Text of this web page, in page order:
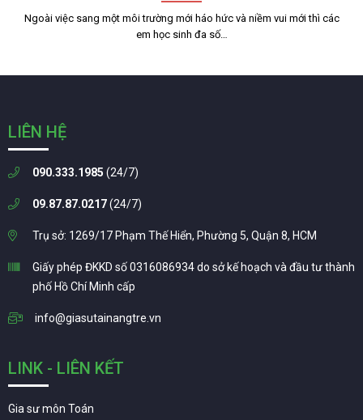
Ngoài việc sang một môi trường mới háo hức và niềm vui mới thì các
em học sinh đa số…
LIÊN HỆ
090.333.1985 (24/7)
09.87.87.0217(24/7)
Trụ sở: 1269/17 Phạm Thế Hiển, Phường 5, Quận 8, HCM
Giấy phép ĐKKD số 0316086934 do sở kế hoạch và đầu tư thành
phố Hồ Chí Minh cấp
info@giasutainangtre.vn
LINK - LIÊN KẾT
Gia sư môn Toán